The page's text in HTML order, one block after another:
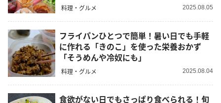
料理・グルメ 2025.08.05
フライパンひとつで簡単！暑い日でも手軽
に作れる「きのこ」を使った栄養おかず
「そうめんや冷奴にも」
料理・グルメ 2025.08.04
食欲がない日でもさっぱり食べられる！旬